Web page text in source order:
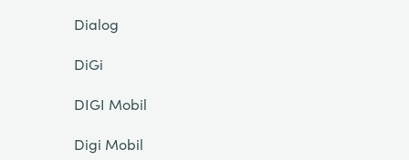
Dialog
DiGi
DIGI Mobil
Digi Mobil